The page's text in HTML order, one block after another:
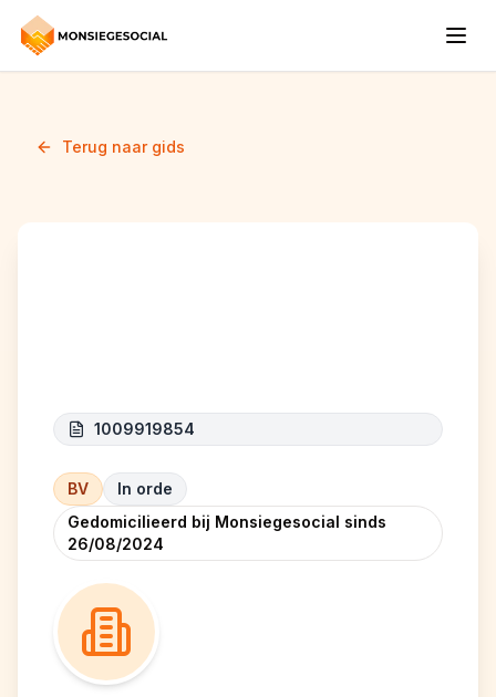
Terug naar gids
1009919854
BV
In orde
Gedomicilieerd bij Monsiegesocial sinds
26/08/2024